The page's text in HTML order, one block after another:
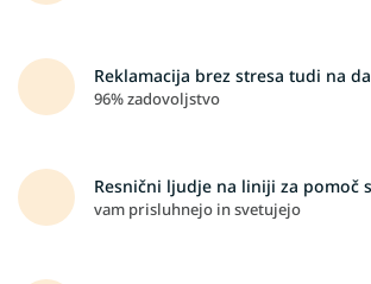
Reklamacija brez stresa tudi na
96% zadovoljstvo
Resnični ljudje na liniji za pomoč
vam prisluhnejo in svetujejo